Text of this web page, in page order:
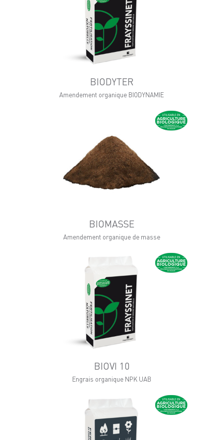
BIODYTER
Amendement organique BIODYNAMIE
BIOMASSE
Amendement organique de masse
BIOVI 10
Engrais organique NPK UAB